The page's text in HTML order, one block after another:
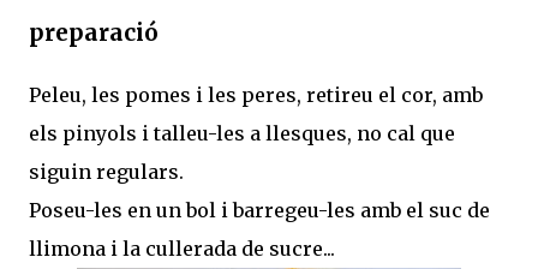
preparació
Peleu, les pomes i les peres, retireu el cor, amb
els pinyols i talleu-les a llesques, no cal que
siguin regulars.
Poseu-les en un bol i barregeu-les amb el suc de
llimona i la cullerada de sucre...